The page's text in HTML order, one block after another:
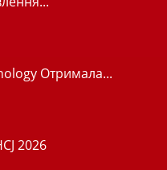
Отримала...
2026